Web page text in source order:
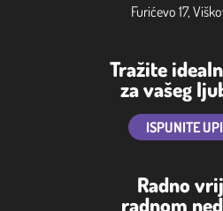
Furićevo 17,
Tražite
za vašeg
ISPUNITE
Radno
radnom